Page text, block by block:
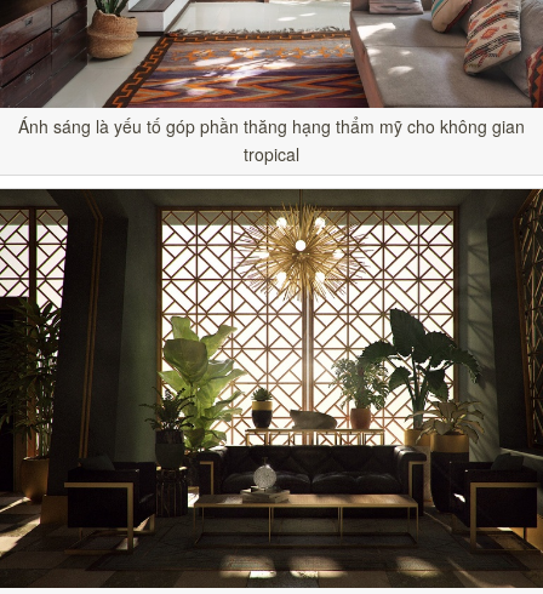
Ánh sáng là yếu tố góp phần thăng hạng thẩm mỹ cho không gian
tropical